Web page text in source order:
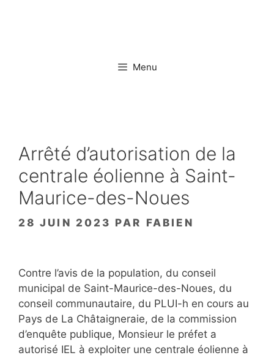
Menu
Arrêté d’autorisation de la
centrale éolienne à Saint-
Maurice-des-Noues
28 JUIN 2023 PAR FABIEN
Contre l’avis de la population, du conseil
municipal de Saint-Maurice-des-Noues, du
conseil communautaire, du PLUI-h en cours au
Pays de La Châtaigneraie, de la commission
d’enquête publique, Monsieur le préfet a
autorisé IEL à exploiter une centrale éolienne à